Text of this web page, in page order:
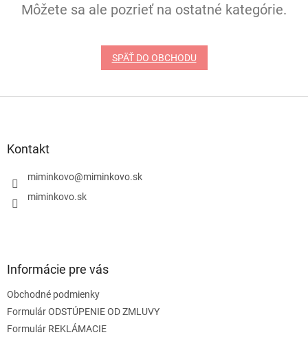
Môžete sa ale pozrieť na ostatné kategórie.
SPÄŤ DO OBCHODU
Kontakt
miminkovo@miminkovo.sk
miminkovo.sk
Informácie pre vás
Obchodné podmienky
Formulár ODSTÚPENIE OD ZMLUVY
Formulár REKLÁMACIE